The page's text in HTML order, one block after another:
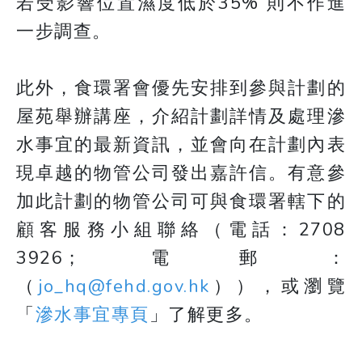
一步調查。
此外，食環署會優先安排到參與計劃的
屋苑舉辦講座，介紹計劃詳情及處理滲
水事宜的最新資訊，並會向在計劃內表
現卓越的物管公司發出嘉許信。有意參
加此計劃的物管公司可與食環署轄下的
顧客服務小組聯絡（電話：2708
3926；電郵：
（jo_hq@fehd.gov.hk ）），或瀏覽
「滲水事宜專頁」了解更多。